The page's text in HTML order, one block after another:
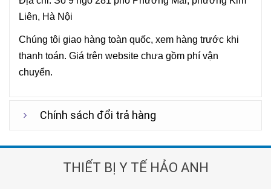
Liên, Hà Nội
Chúng tôi giao hàng toàn quốc, xem hàng trước khi
thanh toán. Giá trên website chưa gồm phí vận
chuyển.
Chính sách đổi trả hàng
THIẾT BỊ Y TẾ HẢO ANH